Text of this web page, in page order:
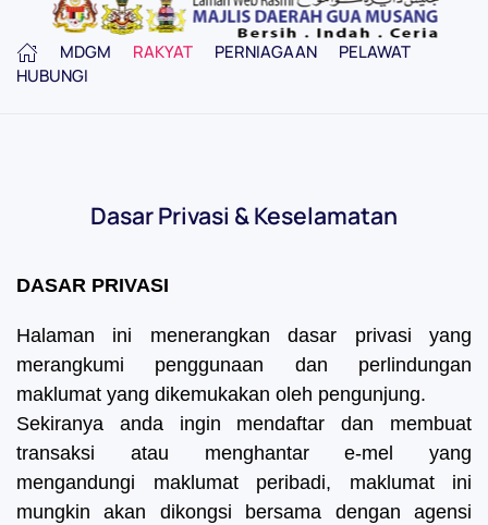
MDGM RAKYAT PERNIAGAAN
PELAWAT
HUBUNGI
Dasar Privasi & Keselamatan
DASAR PRIVASI
Halaman ini menerangkan dasar privasi yang
merangkumi penggunaan dan perlindungan
maklumat yang dikemukakan oleh pengunjung.
Sekiranya anda ingin mendaftar dan membuat
transaksi atau menghantar e-mel yang
mengandungi maklumat peribadi, maklumat ini
mungkin akan dikongsi bersama dengan agensi